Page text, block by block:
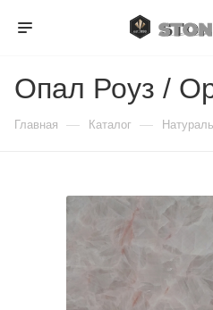
Опал Роуз /
Главная — Каталог —